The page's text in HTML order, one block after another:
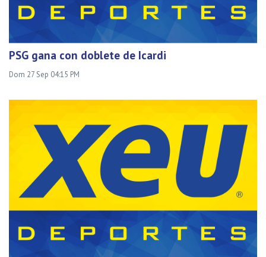
PSG gana con doblete de Icardi
Dom 27 Sep 04:15 PM